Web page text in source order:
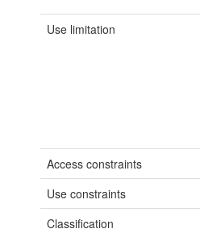
Use limitation
Access constraints
Use constraints
Classification